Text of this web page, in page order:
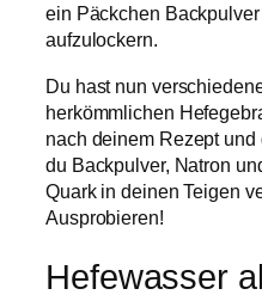
ein Päckchen
aufzulockern.
Du hast nun
herkömmlichen
nach deinem Rezept
du Backpulver, Natron
Quark in deinen Teigen
Ausprobieren!
Hefewasser